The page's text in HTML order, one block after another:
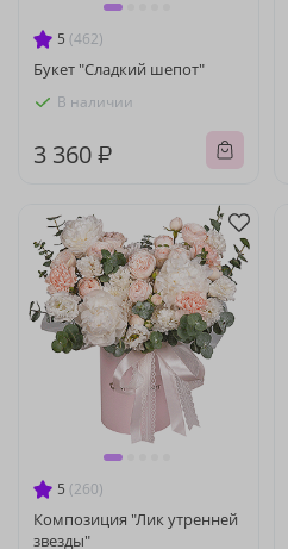
5 (462)
Букет "Сладкий шепот"
В наличии
3 360 ₽
5 (260)
Композиция "Лик утренней
звезды"